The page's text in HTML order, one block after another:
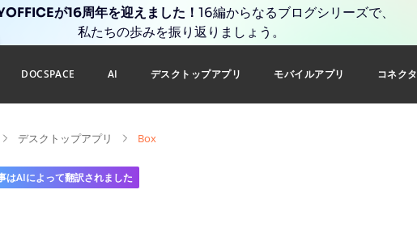
が16周年を迎えました！ 16編からなるブログシリーズで、
私たちの歩みを振り返りましょう。
DOCSPACE AI デスクトップアプリ モバイルアプリ コネクタ
デスクトップアプリ Box
はAIによって翻訳されました